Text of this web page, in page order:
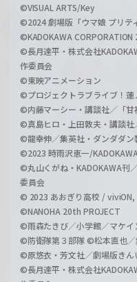
©VISUAL ARTS/Key
©2024 劇場版「ウマ娘 プリテ
©KADOKAWA CORPORATION
©長月達平・株式会社
作委員会
©東映アニメーション
©プロジェクトラブライブ！蓮
©内藤マーシー・講談社／「
©真島ヒロ・上田敦夫・講談社
©龍幸伸／集英社・ダンダダン
©2023 時雨沢恵一/
©丸山くがね・KADOKAWA刊
委員会
© 2023 あおぎり高校 / viviON,
©NANOHA 20th PROJECT
©雨森たきび／小学館／マケイ
©防衛隊第３部隊 ©松本直也／
©原悠衣・芳文社／劇場版き
©長月達平・株式会社